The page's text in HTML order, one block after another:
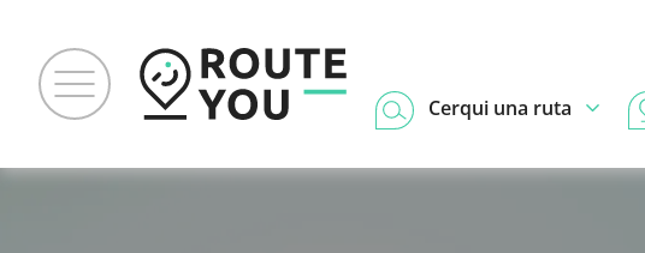
Cerqui una ruta